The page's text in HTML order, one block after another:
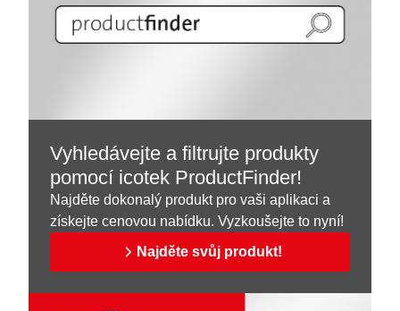
Vyhledávejte a filtrujte produkty
pomocí icotek ProductFinder!
Najděte dokonalý produkt pro vaši aplikaci a
získejte cenovou nabídku. Vyzkoušejte to nyní!
Najděte svůj produkt!